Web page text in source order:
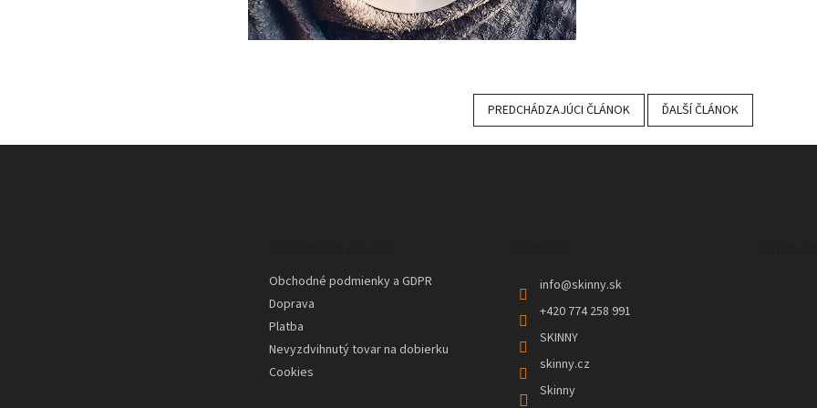
PREDCHÁDZAJÚCI ČLÁNOK ĎALŠÍ ČLÁNOK
Z
Obchodné podmienky a GDPR
Doprava
Platba
Nevyzdvihnutý tovar na dobierku
Cookies
info@skinny.sk
+420 774 258 991
SKINNY
skinny.cz
Skinny